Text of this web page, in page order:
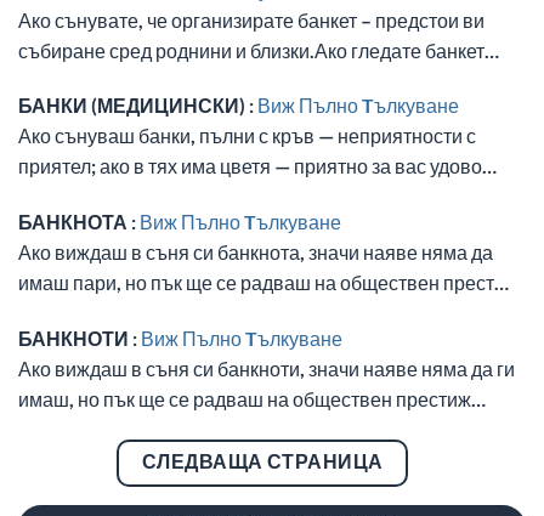
Ако сънувате, че организирате банкет – предстои ви
събиране сред роднини и близки.Ако гледате банкет…
БАНКИ (МЕДИЦИНСКИ) : Виж Пълно Tълкуване
Ако сънуваш банки, пълни с кръв — неприятности с
приятел; ако в тях има цветя — приятно за вас удово…
БАНКНОТА : Виж Пълно Tълкуване
Ако виждаш в съня си банкнота, значи наяве няма да
имаш пари, но пък ще се радваш на обществен прест…
БАНКНОТИ : Виж Пълно Tълкуване
Ако виждаш в съня си банкноти, значи наяве няма да ги
имаш, но пък ще се радваш на обществен престиж…
СЛЕДВАЩА СТРАНИЦА